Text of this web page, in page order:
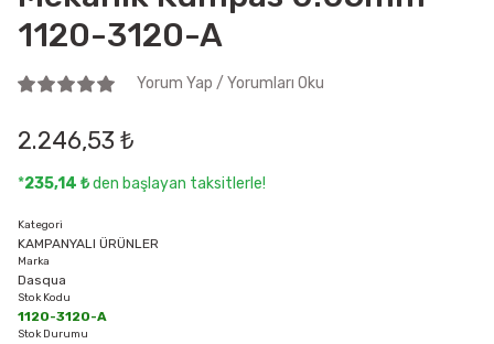
1120-3120-A
Yorum Yap / Yorumları Oku
2.246,53 ₺
*235,14 ₺den başlayan taksitlerle!
Kategori
KAMPANYALI ÜRÜNLER
Marka
Dasqua
Stok Kodu
1120-3120-A
Stok Durumu